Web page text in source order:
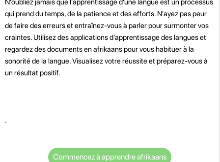
qui prend du temps, de la patience et des efforts. N'ayez pas peur
de faire des erreurs et entraînez-vous à parler pour surmonter vos
craintes. Utilisez des applications d'apprentissage des langues et
regardez des documents en afrikaans pour vous habituer à la
sonorité de la langue. Visualisez votre réussite et préparez-vous à
un résultat positif.
.
Commencez à apprendre afrikaans